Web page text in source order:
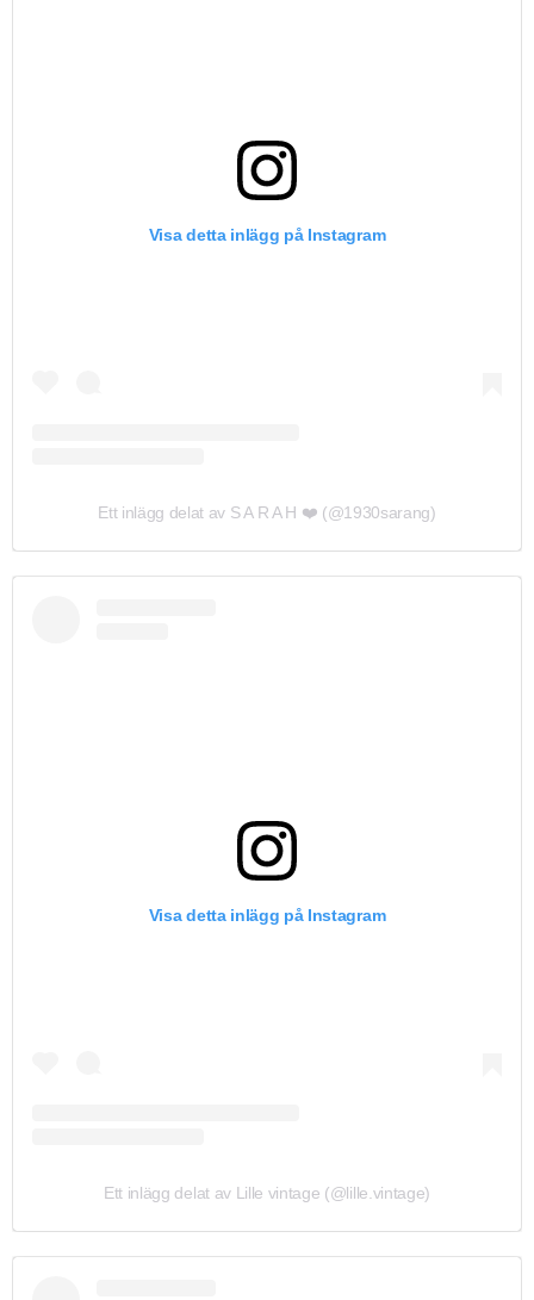
Visa detta inlägg på Instagram
Ett inlägg delat av S A R A H ❤️ (@1930sarang)
Visa detta inlägg på Instagram
Ett inlägg delat av Lille vintage (@lille.vintage)